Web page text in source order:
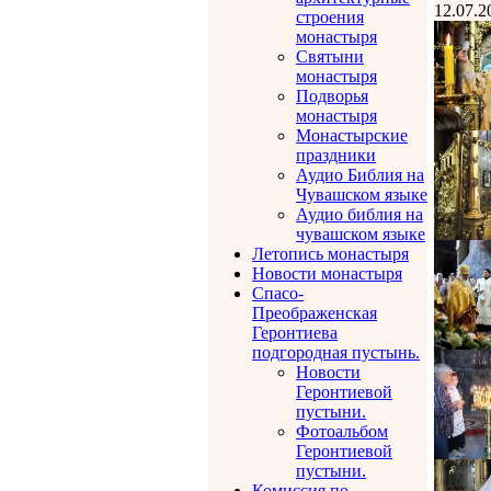
строения
монастыря
Святыни
монастыря
Подворья
монастыря
Монастырские
праздники
Аудио Библия на
Чувашском языке
Аудио библия на
чувашском языке
Летопись монастыря
Новости монастыря
Спасо-
Преображенская
Геронтиева
подгородная пустынь.
Новости
Геронтиевой
пустыни.
Фотоальбом
Геронтиевой
пустыни.